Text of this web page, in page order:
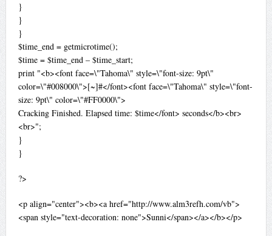
}
}
}
$time_end = getmicrotime();
$time = $time_end – $time_start;
print "<b><font face=\"Tahoma\" style=\"font-size: 9pt\"
color=\"#008000\">[~]#</font><font face=\"Tahoma\" style=\"font-
size: 9pt\" color=\"#FF0000\">
Cracking Finished. Elapsed time: $time</font> seconds</b><br>
<br>";
}
}
?>
<p align="center"><b><a href="http://www.alm3refh.com/vb">
<span style="text-decoration: none">Sunni</span></a></b></p>